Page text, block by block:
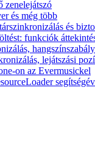
zenelejátszó
és még több
és
funkciók
lejátszási
on az Evermusickel